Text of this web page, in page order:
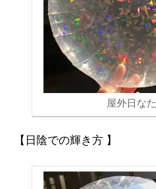
屋外日なた
日陰での輝き方